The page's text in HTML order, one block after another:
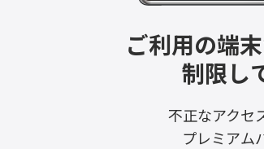
ご利用の端
制限し
不正なアクセ
プレミアム